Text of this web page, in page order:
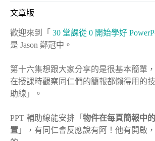
文章版
歡迎來到「 30 堂課從 0 開始學好
是 Jason 鄭冠中。
第十六集想跟大家分享的是很基本簡單
在授課時觀察同仁們的簡報都懶得用的
助線」。
PPT 輔助線能安排「 物件在每頁簡報中
置 」，有同仁會反應說有阿！他有開啟